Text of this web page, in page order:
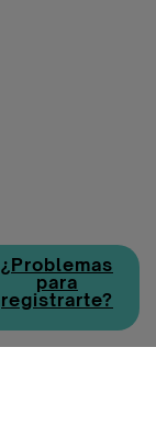
¿Problemas
para
registrarte?